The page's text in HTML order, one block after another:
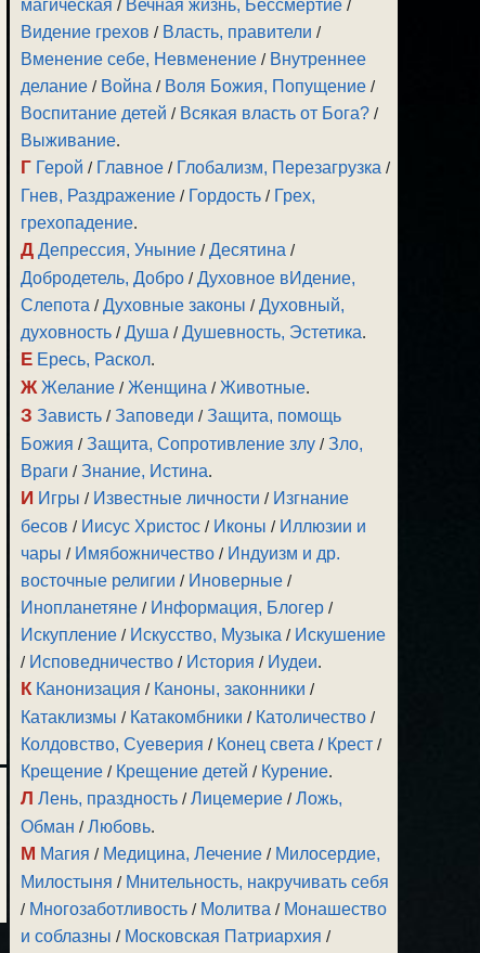
магическая / Вечная жизнь, Бессмертие /
Видение грехов / Власть, правители /
Вменение себе, Невменение / Внутреннее
делание / Война / Воля Божия, Попущение /
Воспитание детей / Всякая власть от Бога? /
Выживание.
Г Герой / Главное / Глобализм, Перезагрузка /
Гнев, Раздражение / Гордость / Грех,
грехопадение.
Д Депрессия, Уныние /Десятина /
Добродетель, Добро /Духовное вИдение,
Слепота /Духовные законы /Духовный,
духовность /Душа /Душевность, Эстетика.
Е Ересь, Раскол.
Ж Желание /Женщина /Животные.
З Зависть /Заповеди /Защита, помощь
Божия /Защита, Сопротивление злу /Зло,
Враги /Знание, Истина.
И Игры / Известные личности / Изгнание
бесов / Иисус Христос / Иконы / Иллюзии и
чары / Имябожничество / Индуизм и др.
восточные религии / Иноверные /
Инопланетяне / Информация, Блогер /
Искупление / Искусство, Музыка / Искушение
/ Исповедничество / История / Иудеи.
К Канонизация / Каноны, законники /
Катаклизмы / Катакомбники / Католичество /
Колдовство, Суеверия / Конец света / Крест /
Крещение / Крещение детей / Курение.
Л Лень, праздность /Лицемерие /Ложь,
Обман /Любовь.
М Магия / Медицина, Лечение / Милосердие,
Милостыня / Мнительность, накручивать себя
/ Многозаботливость / Молитва / Монашество
и соблазны / Московская Патриархия /